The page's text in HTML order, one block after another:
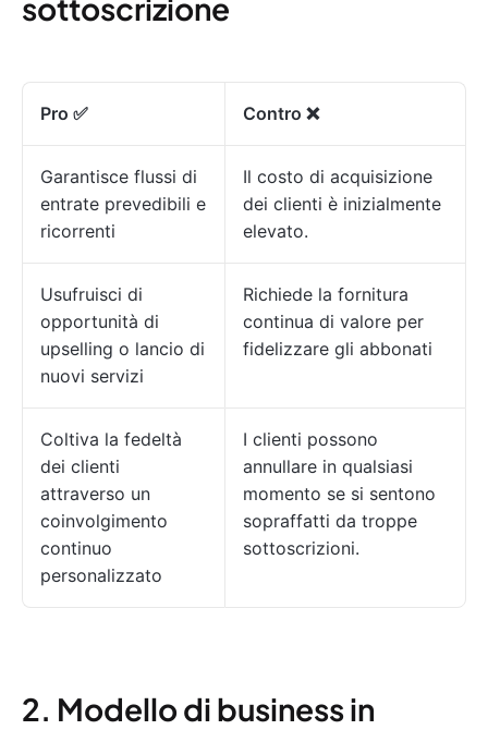
sottoscrizione
Pro ✅ Contro ❌
Garantisce flussi di
entrate prevedibili e
ricorrenti
Il costo di acquisizione
dei clienti è inizialmente
elevato.
Usufruisci di
opportunità di
upselling o lancio di
nuovi servizi
Richiede la fornitura
continua di valore per
fidelizzare gli abbonati
Coltiva la fedeltà
dei clienti
attraverso un
coinvolgimento
continuo
personalizzato
I clienti possono
annullare in qualsiasi
momento se si sentono
sopraffatti da troppe
sottoscrizioni.
2. Modello di business in